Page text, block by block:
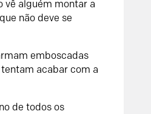
vê alguém montar a
não deve se
emboscadas
acabar com a
de todos os